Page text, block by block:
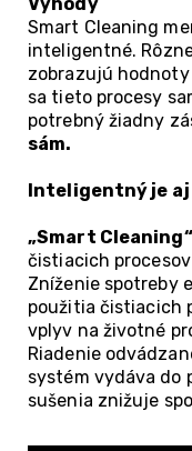
Smart Cleaning
inteligentné.
zobrazujú hodnoty
sa tieto procesy
potrebný žiadny
sám.
Inteligentný je aj
„Smart Cleaning“
čistiacich
Zníženie spotreby
použitia čistiacich
vplyv na životné
Riadenie
systém vydáva do
sušenia znižuje